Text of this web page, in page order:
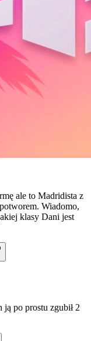
ale to Madridista z
Wiadomo,
klasy Dani jest
po prostu zgubił 2